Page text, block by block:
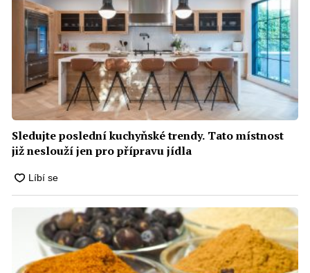
Sledujte poslední kuchyňské trendy. Tato místnost
již neslouží jen pro přípravu jídla